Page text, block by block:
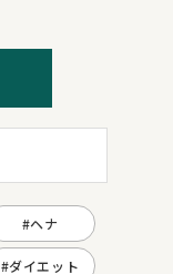
#ヘナ
#ダイエット